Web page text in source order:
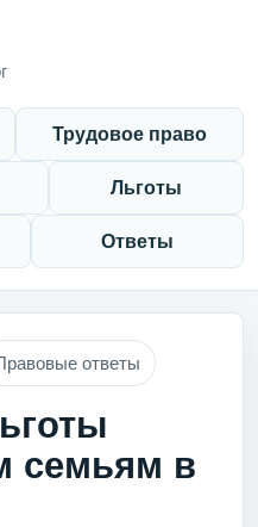
Трудовое право
Льготы
Ответы
ответы
семьям в